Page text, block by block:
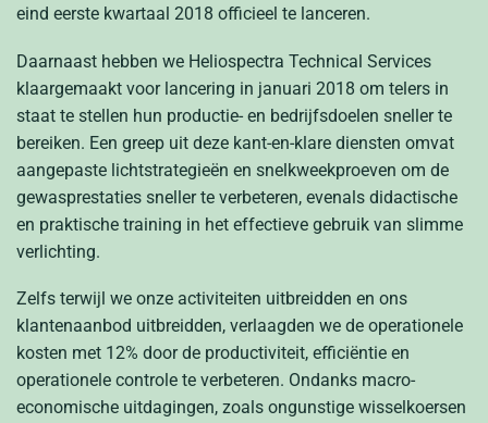
eind eerste kwartaal 2018 officieel te lanceren.
Daarnaast hebben we Heliospectra Technical Services
klaargemaakt voor lancering in januari 2018 om telers in
staat te stellen hun productie- en bedrijfsdoelen sneller te
bereiken. Een greep uit deze kant-en-klare diensten omvat
aangepaste lichtstrategieën en snelkweekproeven om de
gewasprestaties sneller te verbeteren, evenals didactische
en praktische training in het effectieve gebruik van slimme
verlichting.
Zelfs terwijl we onze activiteiten uitbreidden en ons
klantenaanbod uitbreidden, verlaagden we de operationele
kosten met 12% door de productiviteit, efficiëntie en
operationele controle te verbeteren. Ondanks macro-
economische uitdagingen, zoals ongunstige wisselkoersen